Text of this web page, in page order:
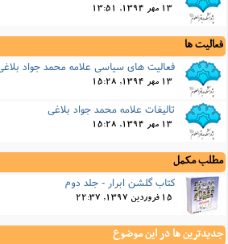
13 مهر 1394, 13:51
فعالیت ها
فعالیت های سیاسی علامه محمد جواد بلاغی
13 مهر 1394, 15:28
تالیفات علامه محمد جواد بلاغی
13 مهر 1394, 15:28
مطلب مکمل
کتاب گلشن ابرار - جلد دوم
15 فروردین 1397, 22:37
جدیدترین ها در این موضوع